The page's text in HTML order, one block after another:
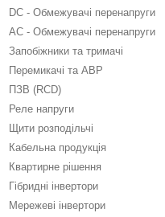
DC - Обмежувачі перенапруги
AC - Обмежувачі перенапруги
Запобіжники та тримачі
Перемикачі та АВР
ПЗВ (RCD)
Реле напруги
Щити розподільчі
Кабельна продукція
Квартирне рішення
Гібридні інвертори
Мережеві інвертори